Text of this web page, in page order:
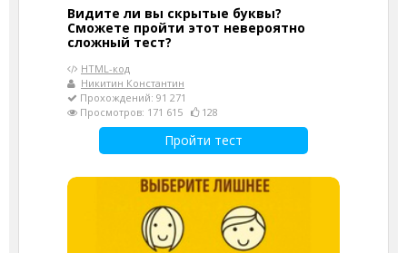
Видите ли вы скрытые буквы?
Сможете пройти этот невероятно
сложный тест?
HTML-код
Никитин Константин
Прохождений: 91 271
Просмотров: 171 615
128
Пройти тест